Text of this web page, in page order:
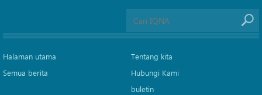
Halaman utama
Semua berita
Tentang kita
Hubungi Kami
buletin